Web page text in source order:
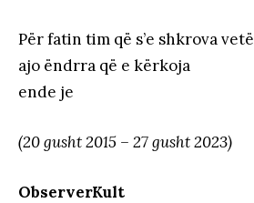
Për fatin tim që s’e shkrova vetë
ajo ëndrra që e kërkoja
ende je
(20 gusht 2015 – 27 gusht 2023)
ObserverKult